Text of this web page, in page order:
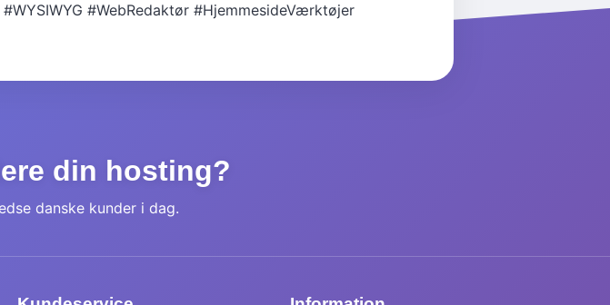
#WYSIWYG #WebRedaktør #HjemmesideVærktøjer
din hosting?
danske kunder i dag.